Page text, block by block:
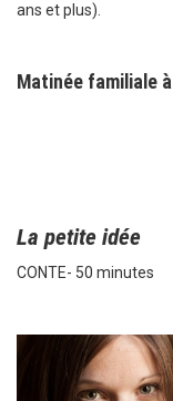
ans et plus).
Matinée familiale
La petite idée
CONTE- 50 minutes